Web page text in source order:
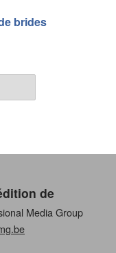
brides
de
Media Group